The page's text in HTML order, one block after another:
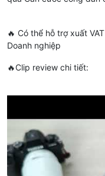
🔥 Có thể hỗ trợ xuất
Doanh nghiệp
🔥Clip review chi tiết: